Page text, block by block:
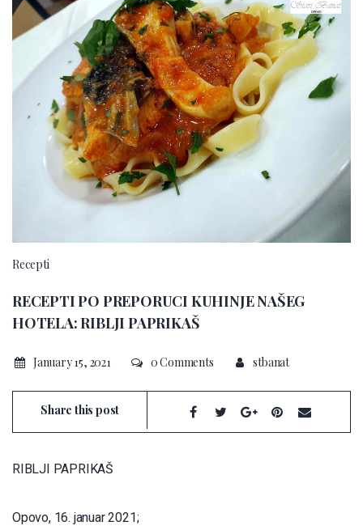
Recepti
RECEPTI PO PREPORUCI KUHINJE NAŠEG
HOTELA: RIBLJI PAPRIKAŠ
January 15, 2021 0 Comments stbanat
Share this post
RIBLJI PAPRIKAŠ
Opovo, 16. januar 2021;